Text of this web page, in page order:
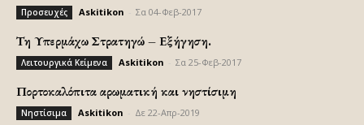
Προσευχές Askitikon Σα 04-Φεβ-2017
Τη Υπερμάχω Στρατηγώ – Εξήγηση.
Λειτουργικά Κείμενα Askitikon Σα 25-Φεβ-2017
Πορτοκαλόπιτα αρωματική και νηστίσιμη
Νηστίσιμα Askitikon Δε 22-Απρ-2019